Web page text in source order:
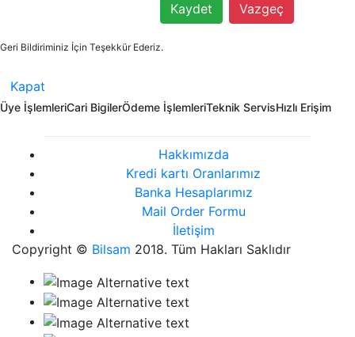
Kaydet Vazgeç
Geri Bildiriminiz İçin Teşekkür Ederiz.
Kapat
Üye İşlemleriCari BigilerÖdeme İşlemleriTeknik ServisHızlı Erişim
Hakkımızda
Kredi kartı Oranlarımız
Banka Hesaplarımız
Mail Order Formu
İletişim
Copyright © Bilsam 2018. Tüm Hakları Saklıdır